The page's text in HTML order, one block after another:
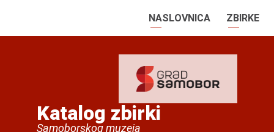
NASLOVNICA ZBIRKE
Katalog zbirki
Samoborskog muzeja